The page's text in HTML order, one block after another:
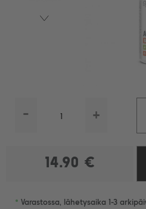
- +
14.90 €
• Varastossa, lähetysaika 1-3